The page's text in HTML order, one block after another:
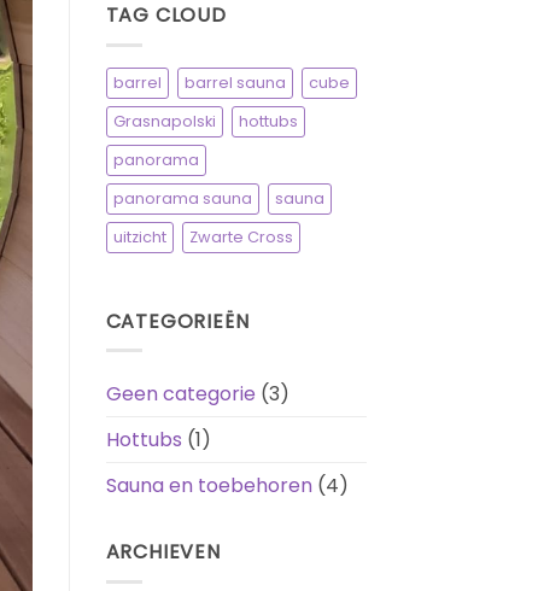
sauna
TAG CLOUD
barrel barrel sauna
cube
Grasnapolski
hottubs
panorama
panorama sauna
sauna
uitzicht
Zwarte Cross
CATEGORIEËN
Geen categorie (3)
Hottubs (1)
Sauna en toebehoren(4)
ARCHIEVEN